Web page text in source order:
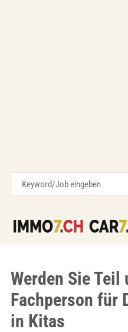
Werden Sie Teil
Fachperson für
in Kitas